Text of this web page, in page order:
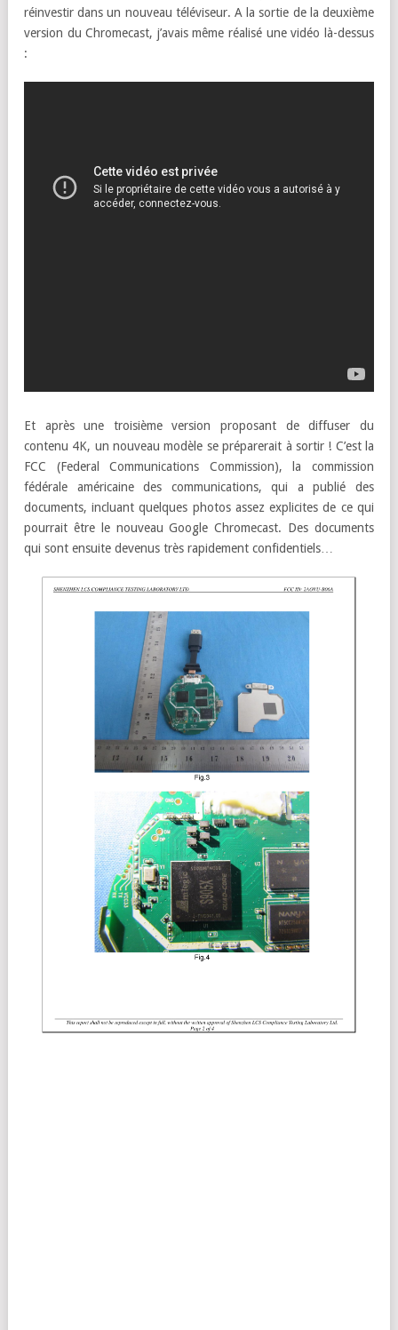
réinvestir dans un nouveau téléviseur. A la sortie de la deuxième
version du Chromecast, j’avais même réalisé une vidéo là-dessus
:
Et après une troisième version proposant de diffuser du
contenu 4K, un nouveau modèle se préparerait à sortir ! C’est la
FCC (Federal Communications Commission), la commission
fédérale américaine des communications, qui a publié des
documents, incluant quelques photos assez explicites de ce qui
pourrait être le nouveau Google Chromecast. Des documents
qui sont ensuite devenus très rapidement confidentiels…